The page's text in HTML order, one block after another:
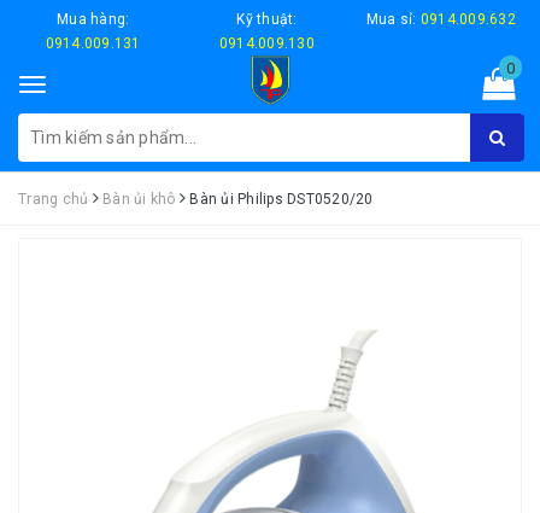
Mua hàng:
0914.009.131
Kỹ thuật:
0914.009.130
Mua sỉ: 0914.009.632
Toggle
navigation
0
Trang chủ Bàn ủi khô Bàn ủi Philips DST0520/20